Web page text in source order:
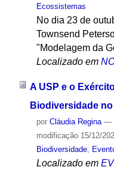
Ecossistemas
No dia 23 de
Townsend
"Modelagem da
Localizado em
A USP e o
Biodiversidade
por Cláudia Regina —
modificação15/12/
Biodiversidade,
Localizado em